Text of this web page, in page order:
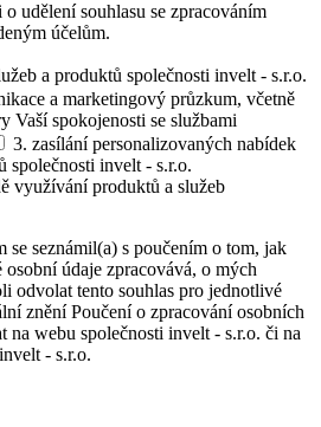
udělení souhlasu se zpracováním
účelům.
a produktů společnosti invelt - s.r.o.
a marketingový průzkum, včetně
Vaší spokojenosti se službami
3. zasílání personalizovaných nabídek
společnosti invelt - s.r.o.
využívání produktů a služeb
se seznámil(a) s poučením o tom, jak
údaje zpracovává, o mých
odvolat tento souhlas pro jednotlivé
znění Poučení o zpracování osobních
webu společnosti invelt - s.r.o. či na
- s.r.o.